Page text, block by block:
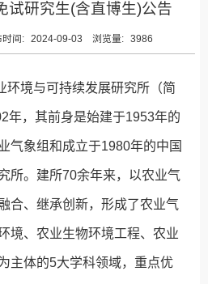
试研究生(含直博生)公告
时间: 2024-09-03 浏览量: 3986
境与可持续发展研究所（简
年，其前身是始建于1953年的
气象组和成立于1980年的中国
所。建所70余年来，以农业气
合、继承创新，形成了农业气
境、农业生物环境工程、农业
主体的5大学科领域，重点优